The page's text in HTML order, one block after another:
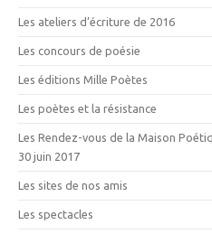
Les ateliers d’écriture de 2016
Les concours de poésie
Les éditions Mille Poètes
Les poètes et la résistance
Les Rendez-vous de la Maison
30 juin 2017
Les sites de nos amis
Les spectacles